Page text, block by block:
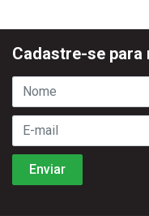
Cadastre-se